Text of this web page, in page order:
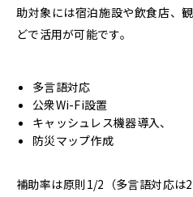
助対象には宿泊施設や飲食店、
どで活用が可能です。
多言語対応
公衆Wi-Fi設置
キャッシュレス機器導入、
防災マップ作成
補助率は原則1/2（多言語対応は